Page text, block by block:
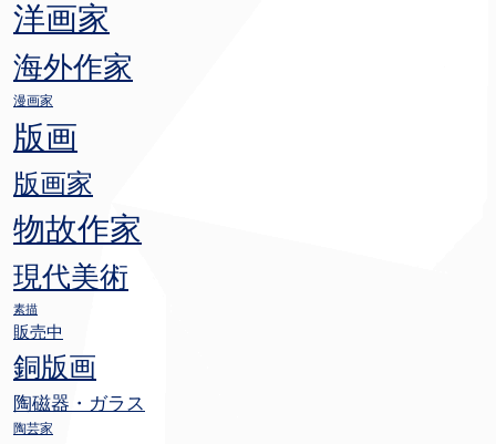
洋画家
海外作家
漫画家
版画
版画家
物故作家
現代美術
素描
販売中
銅版画
陶磁器・ガラス
陶芸家